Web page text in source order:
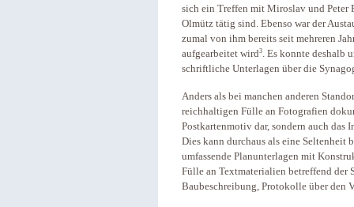
sich ein Treffen mit Miroslav und Peter
Olmütz tätig sind. Ebenso war der
zumal von ihm bereits seit mehreren
aufgearbeitet wird3
. Es konnte
schriftliche Unterlagen über die
Anders als bei manchen anderen
reichhaltigen Fülle an Fotografien
Postkartenmotiv dar, sondern auch das
Dies kann durchaus als eine Seltenheit
umfassende Planunterlagen mit
Fülle an Textmaterialien betreffend der
Baubeschreibung, Protokolle über den